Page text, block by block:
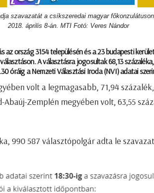
szavazatát a csíkszeredai magyar
2018. április 8-án. MTI Fotó: Veres Nándor
ország 3154 településén és a 23 budapesti
A választásra jogosultak 68,13
óráig a Nemzeti Választási Iroda (NVI) adatai
volt a legmagasabb, 71,94
Zemplén megyében volt, 63,55
990 587 választópolgár adta le